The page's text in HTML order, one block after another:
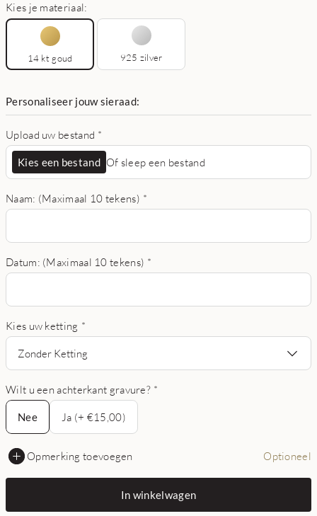
Kies je materiaal:
14 kt goud 925 zilver
Personaliseer jouw sieraad:
Upload uw bestand *
Kies een bestand Of sleep een bestand
Naam: (Maximaal 10 tekens) *
Datum: (Maximaal 10 tekens) *
Kies uw ketting *
Zonder Ketting
Wilt u een achterkant gravure? *
Nee
Nee
Ja (+ €15,00)
Opmerking toevoegen Optioneel
In winkelwagen